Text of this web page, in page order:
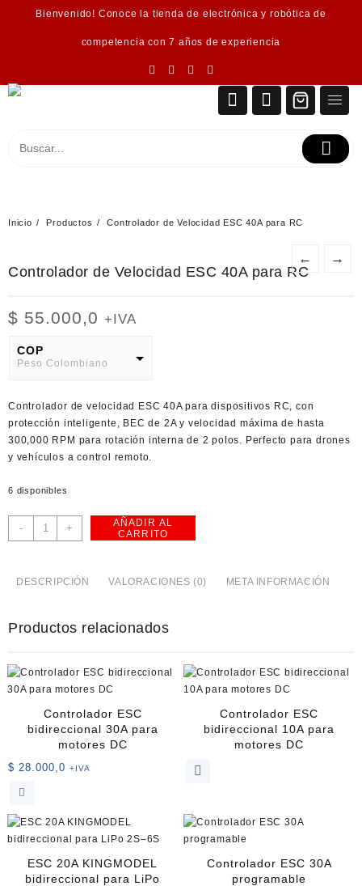
Bienvenido! Conoce la tienda de electrónica y robótica de
competencia con 7 años de experiencia
Inicio Productos Controlador de Velocidad ESC 40A para RC
← →
Controlador de Velocidad ESC 40A para RC
$ 55.000,0 +IVA
COP
Peso Colombiano
American Dollar
Controlador de velocidad ESC 40A para dispositivos RC, con
protección inteligente, BEC de 2A y velocidad máxima de hasta
300,000 RPM para rotación interna de 2 polos. Perfecto para drones
y vehículos a control remoto.
6 disponibles
-
Controlador
de
RC
+
AÑADIR AL
CARRITO
DESCRIPCIÓN VALORACIONES (0) META INFORMACIÓN
Productos relacionados
Controlador ESC
bidireccional 30A para
motores DC
$ 28.000,0 +IVA
Controlador ESC
bidireccional 10A para
motores DC
ESC 20A KINGMODEL
bidireccional para LiPo
Controlador ESC 30A
programable